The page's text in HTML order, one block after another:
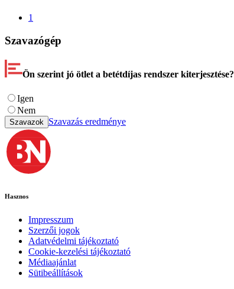
1
Szavazógép
Ön szerint jó ötlet a betétdíjas rendszer kiterjesztése?
Igen
Nem
Szavazok Szavazás eredménye
Hasznos
Impresszum
Szerzői jogok
Adatvédelmi tájékoztató
Cookie-kezelési tájékoztató
Médiaajánlat
Sütibeállítások